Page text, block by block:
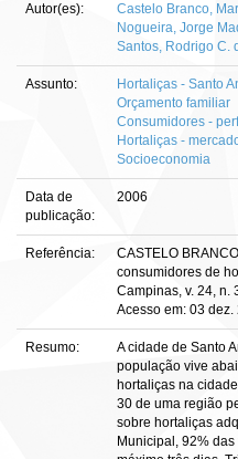
Autor(es):
Castelo Branco,
Nogueira, Jorge
Santos, Rodrigo C.
Assunto:
Hortaliças - Santo
Orçamento familiar
Consumidores -
Hortaliças -
Socioeconomia
Data de
publicação:
2006
Referência:
CASTELO
consumidores de
Campinas, v. 24, n.
Acesso em: 03
Resumo:
A cidade de Santo
população vive
hortaliças na
30 de uma região
sobre hortaliças
Municipal, 92%